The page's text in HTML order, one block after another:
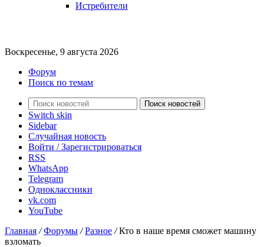
Истребители
Воскресенье, 9 августа 2026
Форум
Поиск по темам
Поиск новостей
Switch skin
Sidebar
Случайная новость
Войти / Зарегистрироваться
RSS
WhatsApp
Telegram
Одноклассники
vk.com
YouTube
Главная / Форумы / Разное / Кто в наше время сможет машину
взломать